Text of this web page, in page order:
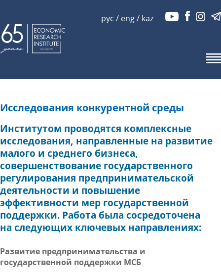
рус / eng/ kaz
Исследования конкурентной среды
Институтом проводятся комплексные
исследования, направленные на развитие
малого и среднего бизнеса,
совершенствование государственного
регулирования предпринимательской
деятельности и повышение
эффективности мер государственной
поддержки. Работа была сосредоточена
на следующих ключевых направлениях:
Развитие предпринимательства и
государственной поддержки МСБ